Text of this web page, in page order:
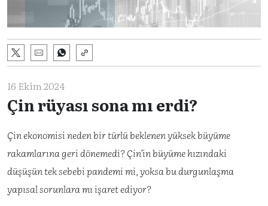
16 Ekim 2024
Çin rüyası sona mı erdi?
Çin ekonomisi neden bir türlü beklenen yüksek büyüme
rakamlarına geri dönemedi? Çin’in büyüme hızındaki
düşüşün tek sebebi pandemi mi, yoksa bu durgunlaşma
yapısal sorunlara mı işaret ediyor?